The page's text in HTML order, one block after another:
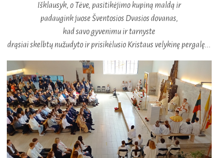
Išklausyk, o Tėve, pasitikėjimo kupiną maldą ir
padaugink juose Šventosios Dvasios dovanas,
kad savo gyvenimu ir tarnyste
drąsiai skelbtų nužudyto ir prisikėlusio Kristaus velykinę pergalę...